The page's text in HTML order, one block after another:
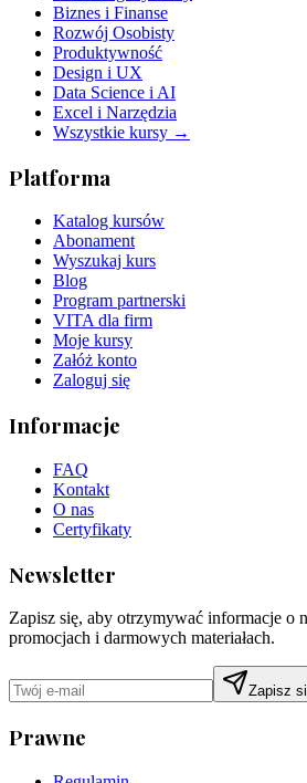
Biznes i Finanse
Rozwój Osobisty
Produktywność
Design i UX
Data Science i AI
Excel i Narzędzia
Wszystkie kursy →
Platforma
Katalog kursów
Abonament
Wyszukaj kurs
Blog
Program partnerski
VITA dla firm
Moje kursy
Załóż konto
Zaloguj się
Informacje
FAQ
Kontakt
O nas
Certyfikaty
Newsletter
Zapisz się, aby otrzymywać informacje o
promocjach i darmowych materiałach.
Zapisz
Prawne